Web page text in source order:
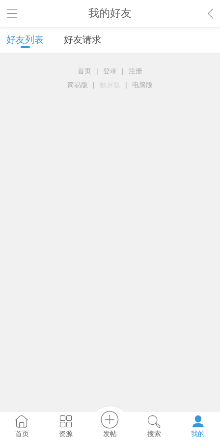
我的好友
好友列表 好友请求
首页 | 登录 |
注册
简易版
| 触屏版 | 电脑版
首页 资源 发帖 搜索 我的